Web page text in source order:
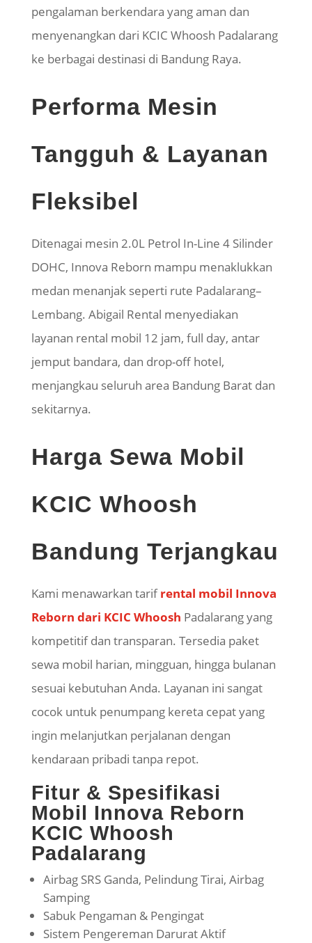
pengalaman berkendara yang aman dan
menyenangkan dari KCIC Whoosh Padalarang
ke berbagai destinasi di Bandung Raya.
Performa Mesin
Tangguh & Layanan
Fleksibel
Ditenagai mesin 2.0L Petrol In-Line 4 Silinder
DOHC, Innova Reborn mampu menaklukkan
medan menanjak seperti rute Padalarang–
Lembang. Abigail Rental menyediakan
layanan rental mobil 12 jam, full day, antar
jemput bandara, dan drop-off hotel,
menjangkau seluruh area Bandung Barat dan
sekitarnya.
Harga Sewa Mobil
KCIC Whoosh
Bandung Terjangkau
Kami menawarkan tarifrental mobil Innova
Reborn dari KCIC Whoosh Padalarang yang
kompetitif dan transparan. Tersedia paket
sewa mobil harian, mingguan, hingga bulanan
sesuai kebutuhan Anda. Layanan ini sangat
cocok untuk penumpang kereta cepat yang
ingin melanjutkan perjalanan dengan
kendaraan pribadi tanpa repot.
Fitur & Spesifikasi
Mobil Innova Reborn
KCIC Whoosh
Padalarang
Airbag SRS Ganda, Pelindung Tirai, Airbag
Samping
Sabuk Pengaman & Pengingat
Sistem Pengereman Darurat Aktif